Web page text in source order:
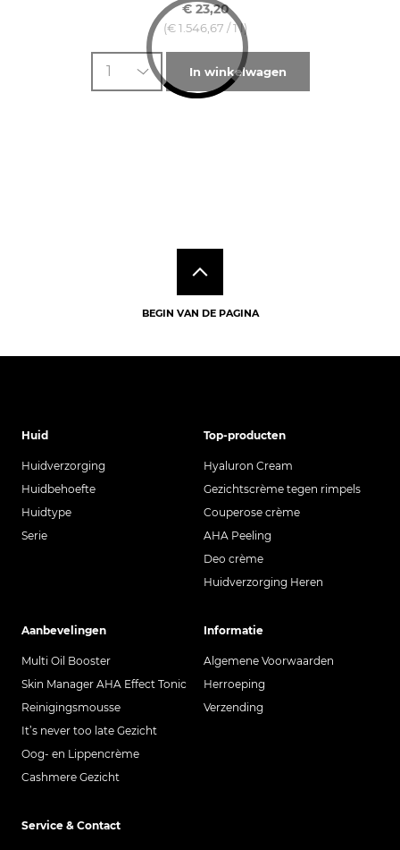
€ 23,20
(€ 1.546,67 / 1 l)
1 In winkelwagen
BEGIN VAN DE PAGINA
Huid
Huidverzorging
Huidbehoefte
Huidtype
Serie
Top-producten
Hyaluron Cream
Gezichtscrème tegen rimpels
Couperose crème
AHA Peeling
Deo crème
Huidverzorging Heren
Aanbevelingen
Multi Oil Booster
Skin Manager AHA Effect Tonic
Reinigingsmousse
It’s never too late Gezicht
Oog- en Lippencrème
Cashmere Gezicht
Informatie
Algemene Voorwaarden
Herroeping
Verzending
Service & Contact